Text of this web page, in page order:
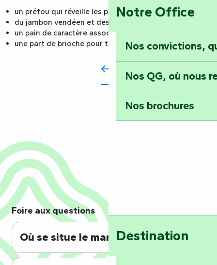
Notre Office
Nos convictions,
Nos QG, où nous
Nos brochures
Destination
un préfou qui réveille les papilles,
du jambon vendéen et des mogettes,
un pain de caractère associé à un fromage de chèvre,
une part de brioche pour triompher en douceur.
Foire aux questions
Où se situe le marché ?